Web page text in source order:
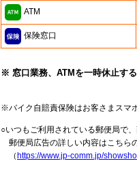
ATM
保険窓口
※ 窓口業務、ATMを一時休止する
※バイク自賠責保険はお客さまスマ
○いつもご利用されている郵便局で
郵便局広告の詳しい内容はこちら
（ https://www.jp-comm.jp/